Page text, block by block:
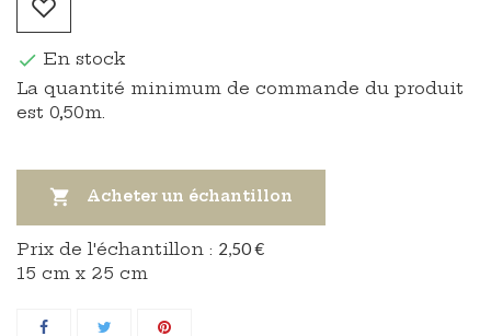
 En stock
La quantité minimum de commande du produit
est 0,50m.
 Acheter un échantillon
Prix ​​de l'échantillon : 2,50 €
15 cm x 25 cm